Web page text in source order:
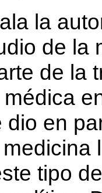
la
de la
de la
dio en
tipo